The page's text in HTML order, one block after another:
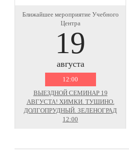
Ближайшее мероприятие Учебного
Центра
19
августа
12:00
ВЫЕЗДНОЙ СЕМИНАР 19
АВГУСТА! ХИМКИ. ТУШИНО.
ДОЛГОПРУДНЫЙ. ЗЕЛЕНОГРАД
12:00